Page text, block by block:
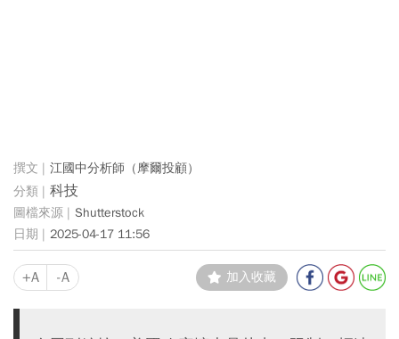
江國中分析師（摩爾投顧）
科技
Shutterstock
2025-04-17 11:56
+A -A 加入收藏